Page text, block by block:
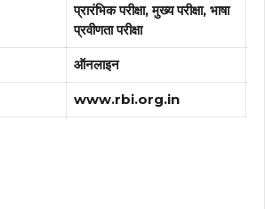
प्रारंभिक परीक्षा, मुख्य परीक्षा, भाषा
प्रवीणता परीक्षा
ऑनलाइन
www.rbi.org.in